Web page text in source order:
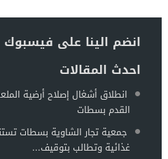
انضم الينا على فيسبوك
احدث المقالات
انطلاق أشغال إصلاح أرضية
القدم بسطات
جمعية تجار الشاوية بسطات
غذائية وتطالب بتوقيف...